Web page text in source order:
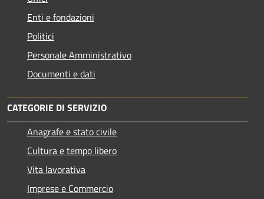
Enti e fondazioni
Politici
Personale Amministrativo
Documenti e dati
CATEGORIE DI SERVIZIO
Anagrafe e stato civile
Cultura e tempo libero
Vita lavorativa
Imprese e Commercio